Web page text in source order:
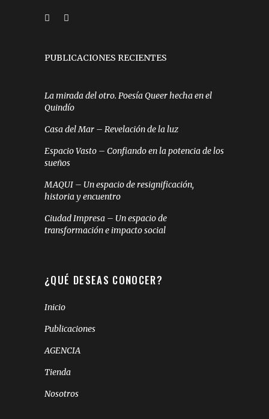
PUBLICACIONES RECIENTES
La mirada del otro. Poesía Queer hecha en el
Quindío
Casa del Mar – Revelación de la luz
Espacio Vasto – Confiando en la potencia de los
sueños
MAQUI – Un espacio de resignificación,
historia y encuentro
Ciudad Impresa – Un espacio de
transformación e impacto social
¿QUÉ DESEAS CONOCER?
Inicio
Publicaciones
AGENCIA
Tienda
Nosotros